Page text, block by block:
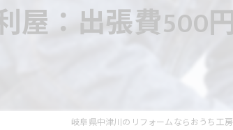
屋：出張費500
岐阜県中津川のリフォームならおうち工